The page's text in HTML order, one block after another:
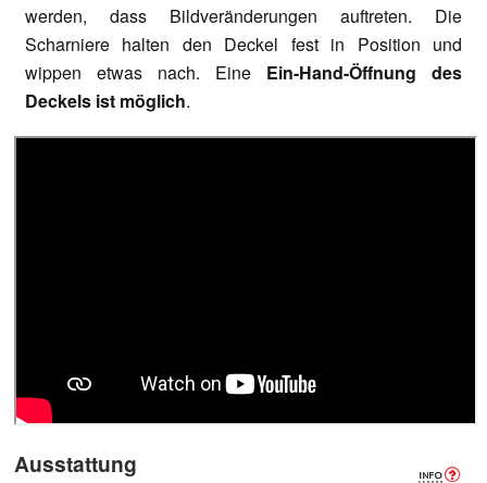
werden, dass Bildveränderungen auftreten. Die
Scharniere halten den Deckel fest in Position und
wippen etwas nach. Eine Ein-Hand-Öffnung des
Deckels ist möglich.
Ausstattung